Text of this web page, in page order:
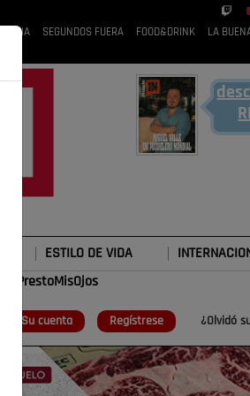
RUBIA SEGUNDOS FUERA FOOD&DRINK LA
ESTILO DE VIDA
Su cuenta Regístrese ¿Olvidó